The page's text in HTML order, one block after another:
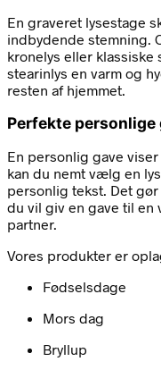
En graveret lysestage
indbydende stemning.
kronelys eller
stearinlys en varm og
resten af hjemmet.
Perfekte
En personlig gave
kan du nemt vælg en
personlig tekst. Det
du vil giv en gave til en
partner.
Vores produkter er
Fødselsdage
Mors dag
Bryllup